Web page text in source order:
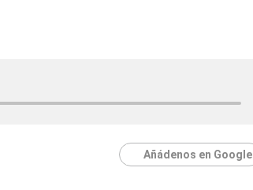
Añádenos en Google